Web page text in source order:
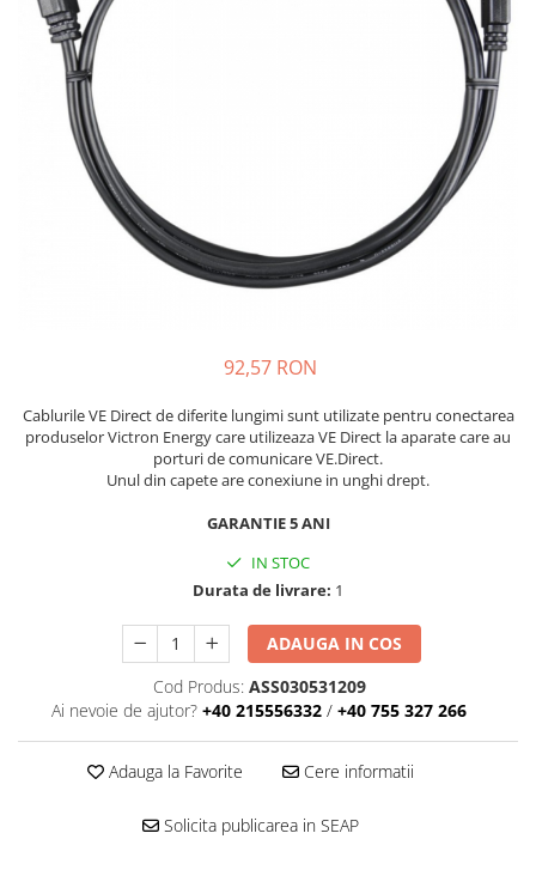
92,57 RON
Cablurile VE Direct de diferite lungimi sunt utilizate pentru conectarea
produselor Victron Energy care utilizeaza VE Direct la aparate care au
porturi de comunicare VE.Direct.
Unul din capete are conexiune in unghi drept.
GARANTIE 5 ANI
IN STOC
Durata de livrare: 1
ADAUGA IN COS
Cod Produs: ASS030531209
Ai nevoie de ajutor? +40 215556332 / +40 755 327 266
Adauga la Favorite Cere informatii
Solicita publicarea in SEAP